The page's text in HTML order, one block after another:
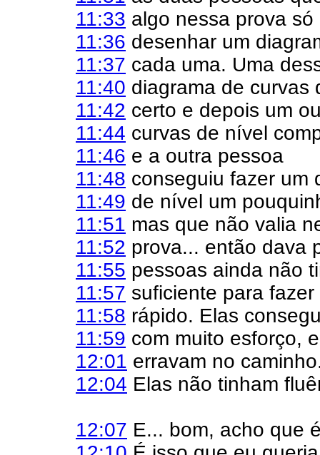
11:33 algo nessa prova
11:36 desenhar um
11:37 cada uma. Uma
11:40 diagrama de curvas
11:42 certo e depois um
11:44 curvas de nível
11:46 e a outra pessoa
11:48 conseguiu fazer um
11:49 de nível um
11:51 mas que não valia
11:52 prova... então dava
11:55 pessoas ainda não
11:57 suficiente para
11:58 rápido. Elas
11:59 com muito esforço,
12:01 erravam no
12:04 Elas não tinham
12:07 E... bom, acho que